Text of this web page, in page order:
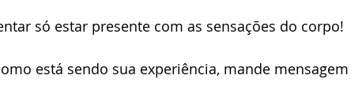
só estar presente com as sensações do corpo!
está sendo sua experiência, mande mensagem